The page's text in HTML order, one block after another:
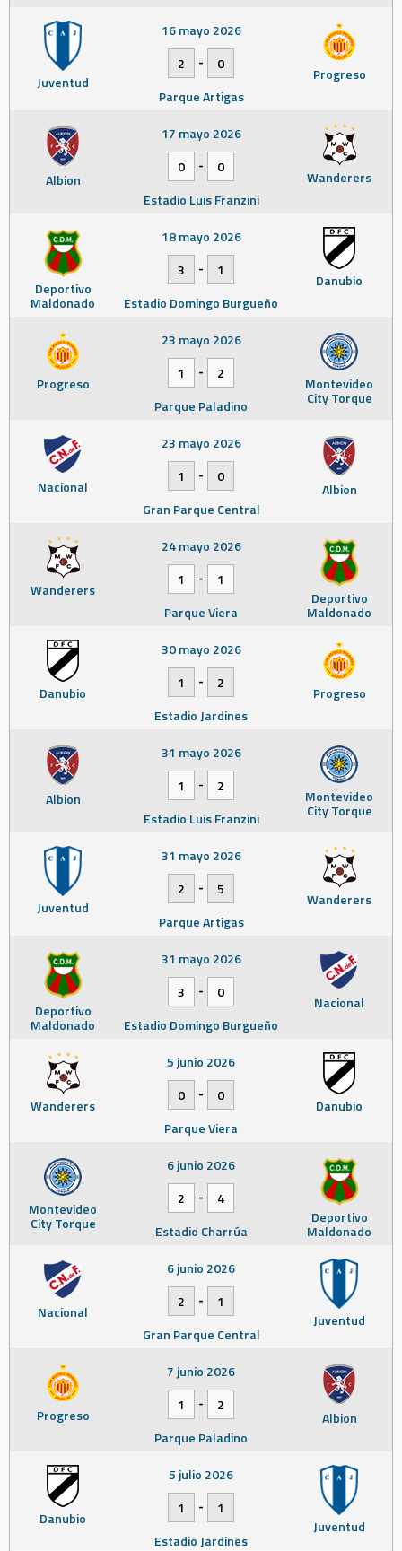
Juventud Progreso
16 mayo 2026
2
-
0
Parque Artigas
Albion Wanderers
17 mayo 2026
0
-
0
Estadio Luis Franzini
Deportivo
Maldonado
Danubio
18 mayo 2026
3
-
1
Estadio Domingo Burgueño
Progreso Montevideo
City Torque
23 mayo 2026
1
-
2
Parque Paladino
Nacional Albion
23 mayo 2026
1
-
0
Gran Parque Central
Wanderers Deportivo
Maldonado
24 mayo 2026
1
-
1
Parque Viera
Danubio Progreso
30 mayo 2026
1
-
2
Estadio Jardines
Albion Montevideo
City Torque
31 mayo 2026
1
-
2
Estadio Luis Franzini
Juventud Wanderers
31 mayo 2026
2
-
5
Parque Artigas
Deportivo
Maldonado
Nacional
31 mayo 2026
3
-
0
Estadio Domingo Burgueño
Wanderers Danubio
5 junio 2026
0
-
0
Parque Viera
Montevideo
City Torque Deportivo
Maldonado
6 junio 2026
2
-
4
Estadio Charrúa
Nacional Juventud
6 junio 2026
2
-
1
Gran Parque Central
Progreso Albion
7 junio 2026
1
-
2
Parque Paladino
Danubio Juventud
5 julio 2026
1
-
1
Estadio Jardines